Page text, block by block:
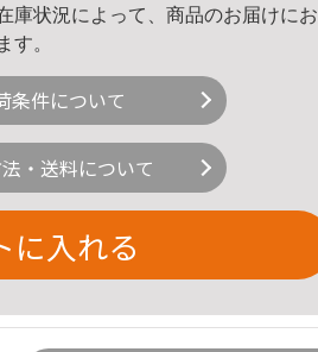
庫状況によって、商品のお届けにお
す。
条件について
・送料について
に入れる